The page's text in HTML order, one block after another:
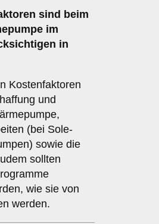
sind beim
im
in
Kostenfaktoren
und
(bei Sole-
sowie die
sollten
wie sie von
werden.